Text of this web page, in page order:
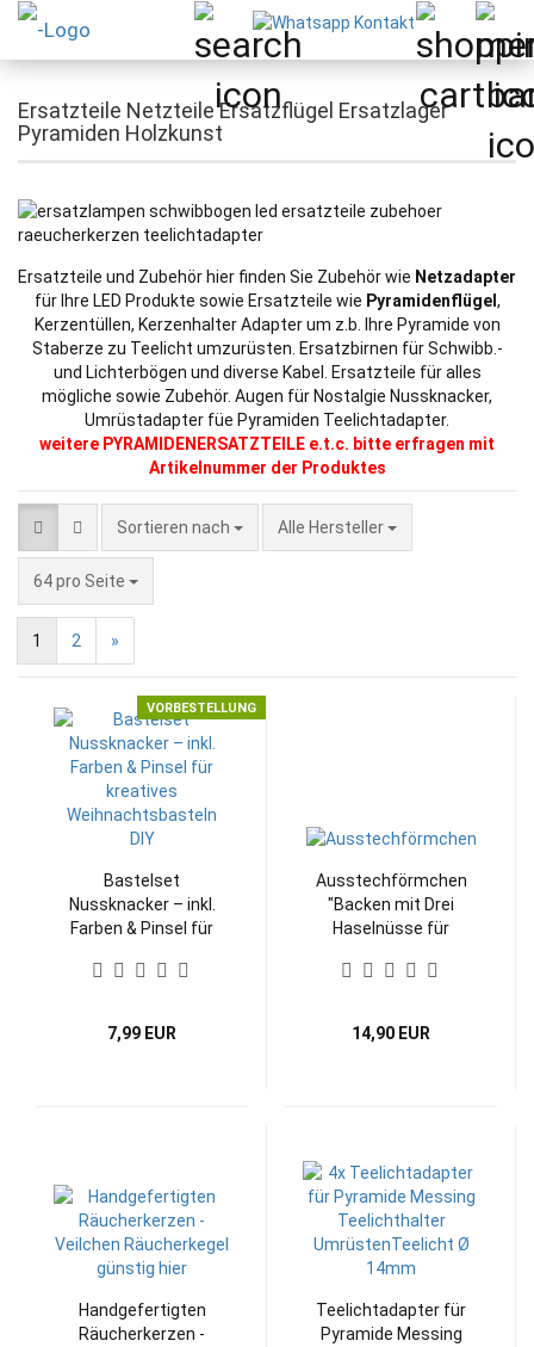
Ersatzteile Netzteile Ersatzflügel Ersatzlager
Pyramiden Holzkunst
Ersatzteile und Zubehör hier finden Sie Zubehör wie Netzadapter
für Ihre LED Produkte sowie Ersatzteile wie Pyramidenflügel ,
Kerzentüllen, Kerzenhalter Adapter um z.b. Ihre Pyramide von
Staberze zu Teelicht umzurüsten. Ersatzbirnen für Schwibb.-
und Lichterbögen und diverse Kabel. Ersatzteile für alles
mögliche sowie Zubehör. Augen für Nostalgie Nussknacker,
Umrüstadapter füe Pyramiden Teelichtadapter.
weitere PYRAMIDENERSATZTEILE e.t.c. bitte erfragen mit
Artikelnummer der Produktes
Sortieren nach
Sortieren nach Alle Hersteller
64 pro Seite
pro Seite
1 2 »
VORBESTELLUNG
Bastelset
Nussknacker – inkl.
Farben & Pinsel für
Weihnachtsbasteln
7,99 EUR
Ausstechförmchen
"Backen mit Drei
Haselnüsse für
Set
14,90 EUR
Handgefertigten
Räucherkerzen -
Teelichtadapter für
Pyramide Messing